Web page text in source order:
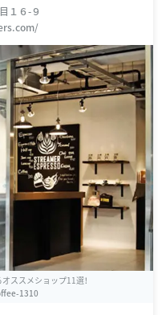
１６-９
ススメショップ11選！
1310